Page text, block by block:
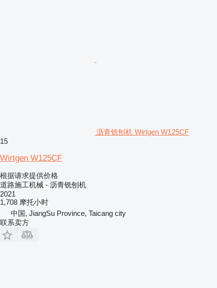
沥青铣刨机 Wirtgen W125CF
15
Wirtgen W125CF
根据请求提供价格
道路施工机械 - 沥青铣刨机
2021
1,708 摩托小时
中国, JiangSu Province, Taicang city
联系卖方